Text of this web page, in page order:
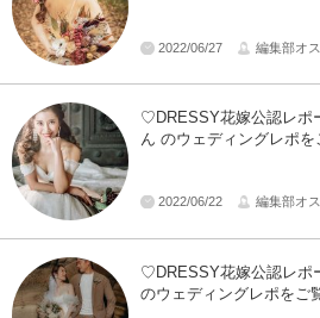
2022/06/27 編集部オ
♡DRESSY花嫁公認レポ
ん のウェディングレポ
2022/06/22 編集部オ
♡DRESSY花嫁公認レポ
のウェディングレポをご